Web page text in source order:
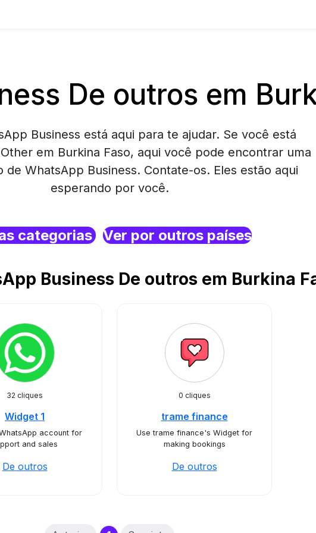
De outros em
Business está aqui para te ajudar. Se você está
em Burkina Faso, aqui você pode encontrar uma
de WhatsApp Business. Contate-os. Eles estão aqui
esperando por você.
categorias Ver por outros países
Business De outros em Burkina
32 cliques
Widget 1
account for
and sales
De outros
0 cliques
trame finance
Use trame finance's Widget for
making bookings
De outros